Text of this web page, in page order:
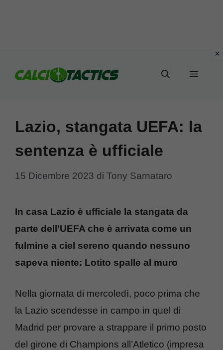
Menu
Lazio, stangata UEFA: la
sentenza è ufficiale
15 Dicembre 2023 di Tony Sarnataro
In casa Lazio è ufficiale la stangata da
parte dell’UEFA che è arrivata come un
fulmine a ciel sereno quando nessuno
sapeva niente: Lotito spalle al muro
Nella giornata di mercoledì, poco prima che
la Lazio scendesse in campo in quel di
Madrid per provare a strappare il primo posto
del girone di Champions all’Atletico (impresa